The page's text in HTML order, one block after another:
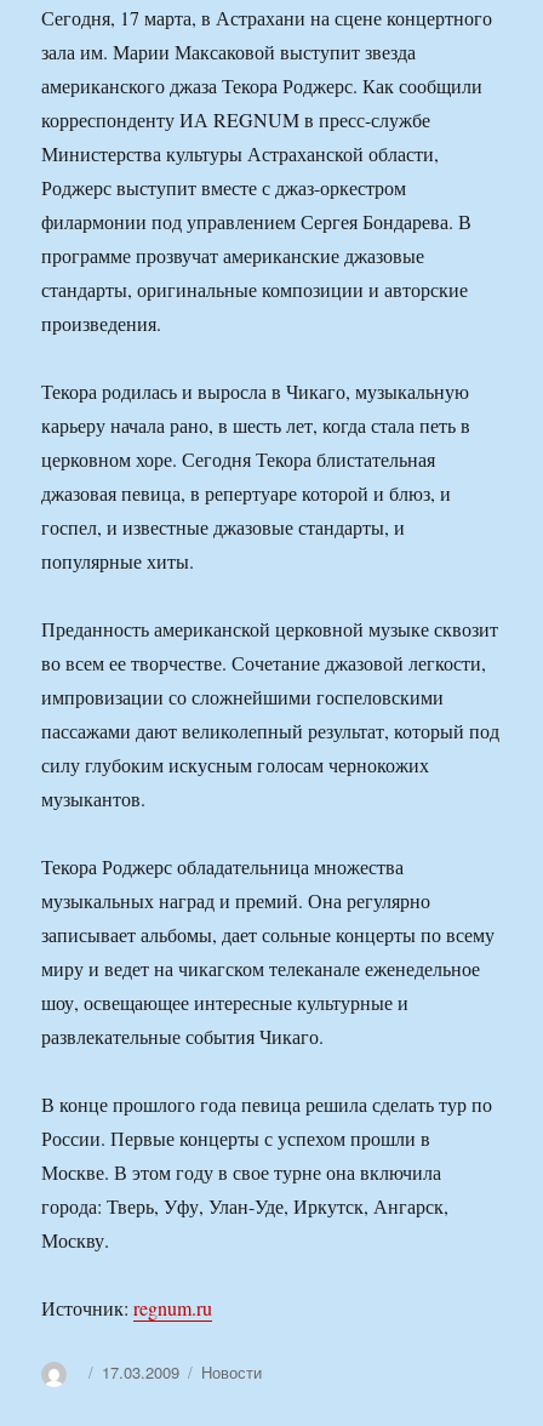
Сегодня, 17 марта, в Астрахани на сцене концертного
зала им. Марии Максаковой выступит звезда
американского джаза Текора Роджерс. Как сообщили
корреспонденту ИА REGNUM в пресс-службе
Министерства культуры Астраханской области,
Роджерс выступит вместе с джаз-оркестром
филармонии под управлением Сергея Бондарева. В
программе прозвучат американские джазовые
стандарты, оригинальные композиции и авторские
произведения.
Текора родилась и выросла в Чикаго, музыкальную
карьеру начала рано, в шесть лет, когда стала петь в
церковном хоре. Сегодня Текора блистательная
джазовая певица, в репертуаре которой и блюз, и
госпел, и известные джазовые стандарты, и
популярные хиты.
Преданность американской церковной музыке сквозит
во всем ее творчестве. Сочетание джазовой легкости,
импровизации со сложнейшими госпеловскими
пассажами дают великолепный результат, который под
силу глубоким искусным голосам чернокожих
музыкантов.
Текора Роджерс обладательница множества
музыкальных наград и премий. Она регулярно
записывает альбомы, дает сольные концерты по всему
миру и ведет на чикагском телеканале еженедельное
шоу, освещающее интересные культурные и
развлекательные события Чикаго.
В конце прошлого года певица решила сделать тур по
России. Первые концерты с успехом прошли в
Москве. В этом году в свое турне она включила
города: Тверь, Уфу, Улан-Уде, Иркутск, Ангарск,
Москву.
Источник:regnum.ru
АвторОпубликовано
17.03.2009 Рубрики
Новости